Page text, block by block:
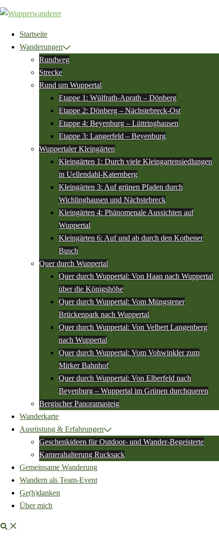
Zum
Inhalt
springenStartseite
Wanderungen
Rundweg
Strecke
Rund um Wuppertal
Etappe 1: Wülfrath-Aprath – Dönberg
Etappe 2: Dönberg – Nächstebreck-Ost
Etappe 4: Beyenburg – Lüttringhausen
Etappe 3: Langerfeld – Beyenburg
Wuppertaler Kleingärten
Kleingärten 1: Durch viele Kleingartensiedlungen
in Uellendahl-Katernberg
Kleingärten 3: Auf grünen Pfaden durch
Wichlinghausen und Nächstebreck
Kleingärten 4: Phänomenale Aussichten auf
Wuppertal
Kleingärten 6: Auf und ab durch den Kothener
Busch
Quer durch Wuppertal
Quer durch Wuppertal: Von Haan nach Wuppertal
über die Königshöhe
Quer durch Wuppertal: Vom Müngstener
Brückenpark nach Wuppertal
Quer durch Wuppertal: Von Velbert Langenberg
nach Wuppertal
Quer durch Wuppertal: Vom Vohwinkler zum
Mirker Bahnhof
Quer durch Wuppertal: Von Elberfeld nach
Beyenburg – Wuppertal im Grünen durchqueren
Bergischer Panoramasteig
Wanderkarte
Ausrüstung & Erfahrungen
Geschenkideen für Outdoor- und Wander-Begeisterte
Kamerahalterung Rucksack
Gemeinsame Wanderung
Wandern als Team-Event
Ge(h)danken
Über mich
Suche